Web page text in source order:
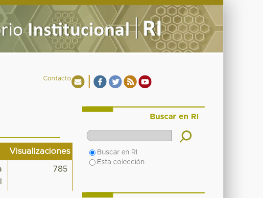
Contacto
Visualizaciones
785
Buscar en RI
Buscar en RI
Esta colección